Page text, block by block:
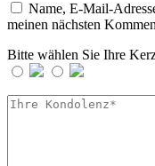
Name, E-Mail-
meinen nächsten
Bitte wählen Sie Ihre